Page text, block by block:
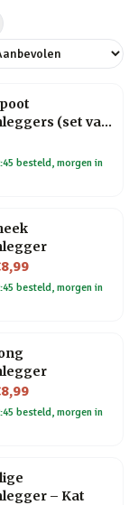
(set van
besteld, morgen in
besteld, morgen in
besteld, morgen in
– Kat